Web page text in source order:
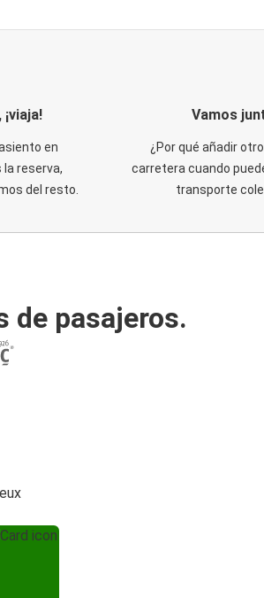
en
reserva,
del resto.
Vamos
¿Por qué añadir
carretera cuando
transporte
de pasajeros.